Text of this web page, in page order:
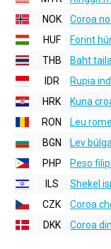
NOK
Coroa
HUF
Forint
THB
Baht
IDR
Rupia
HRK
Kuna
RON
Leu
BGN
Lev
PHP
Peso
ILS
Shekel
CZK
Coroa
DKK
Coroa